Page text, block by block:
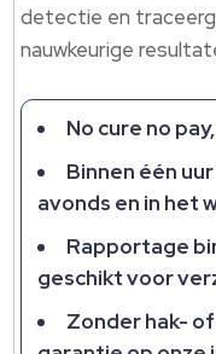
detectie en
nauwkeurige
No cure no
Binnen één
avonds en in het
Rapportage
geschikt voor
Zonder hak-